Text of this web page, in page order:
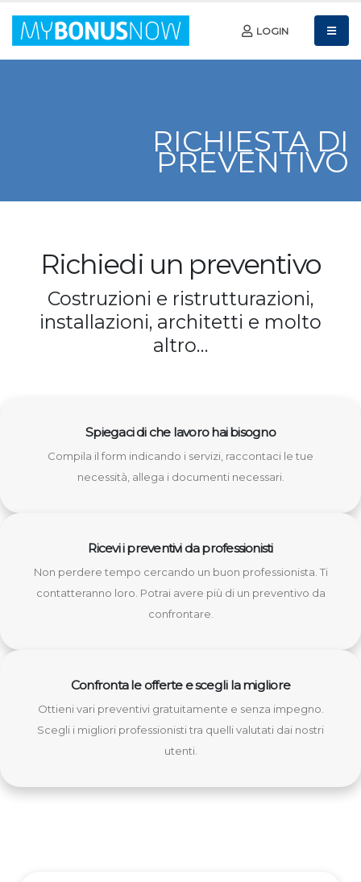
LOGIN
RICHIESTA DI
PREVENTIVO
Richiedi un preventivo
Costruzioni e ristrutturazioni,
installazioni, architetti e molto
altro…
Spiegaci di che lavoro hai bisogno
Compila il form indicando i servizi, raccontaci le tue
necessità, allega i documenti necessari.
Ricevi i preventivi da professionisti
Non perdere tempo cercando un buon professionista. Ti
contatteranno loro. Potrai avere più di un preventivo da
confrontare.
Confronta le offerte e scegli la migliore
Ottieni vari preventivi gratuitamente e senza impegno.
Scegli i migliori professionisti tra quelli valutati dai nostri
utenti.